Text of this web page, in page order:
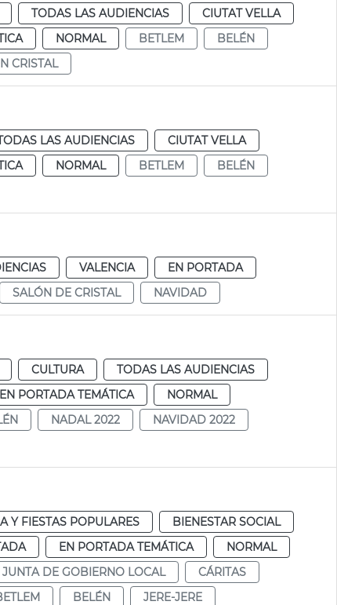
TODAS LAS AUDIENCIAS
CIUTAT VELLA
NORMAL BETLEM
BELÉN
CRISTAL
LAS AUDIENCIAS
CIUTAT VELLA
NORMAL BETLEM
BELÉN
VALENCIA
EN PORTADA
SALÓN DE CRISTAL NAVIDAD
CULTURA
TODAS LAS AUDIENCIAS
EN PORTADA TEMÁTICA
NORMAL
NADAL 2022
NAVIDAD 2022
Y FIESTAS POPULARES
BIENESTAR SOCIAL
EN PORTADA TEMÁTICA
NORMAL
JUNTA DE GOBIERNO LOCAL
CÁRITAS
BELÉN
JERE-JERE